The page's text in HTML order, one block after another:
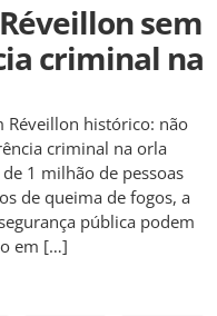
sem
criminal na
Réveillon histórico: não
criminal na orla
1 milhão de pessoas
de queima de fogos, a
pública podem
em […]